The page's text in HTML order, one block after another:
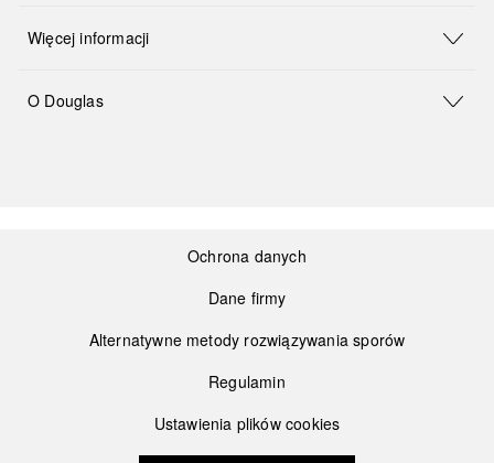
Więcej informacji
O Douglas
Ochrona danych
Dane firmy
Alternatywne metody rozwiązywania sporów
Regulamin
Ustawienia plików cookies